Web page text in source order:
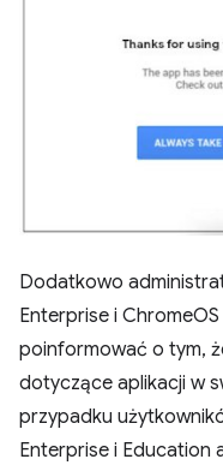
Dodatkowo
Enterprise i
poinformować o tym,
dotyczące aplikacji w
przypadku
Enterprise i Education